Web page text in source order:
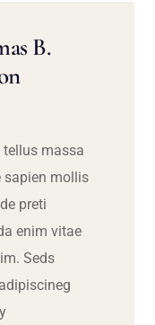
B.
tellus massa
sapien mollis
preti
enim vitae
Seds